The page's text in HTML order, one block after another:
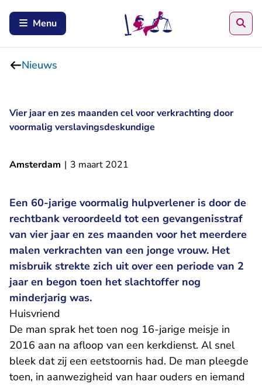
Menu
Nieuws
Vier jaar en zes maanden cel voor verkrachting door
voormalig verslavingsdeskundige
Amsterdam | 3 maart 2021
Een 60-jarige voormalig hulpverlener is door de
rechtbank veroordeeld tot een gevangenisstraf
van vier jaar en zes maanden voor het meerdere
malen verkrachten van een jonge vrouw. Het
misbruik strekte zich uit over een periode van 2
jaar en begon toen het slachtoffer nog
minderjarig was.
Huisvriend
De man sprak het toen nog 16-jarige meisje in
2016 aan na afloop van een kerkdienst. Al snel
bleek dat zij een eetstoornis had. De man pleegde
toen, in aanwezigheid van haar ouders en iemand